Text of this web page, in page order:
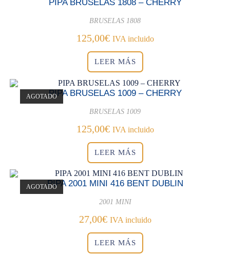
PIPA BRUSELAS 1808 – CHERRY
BRUSELAS 1808
125,00€ IVA incluido
LEER MÁS
AGOTADOPIPA BRUSELAS 1009 – CHERRY
BRUSELAS 1009
125,00€ IVA incluido
LEER MÁS
AGOTADOPIPA 2001 MINI 416 BENT DUBLIN
2001 MINI
27,00€ IVA incluido
LEER MÁS